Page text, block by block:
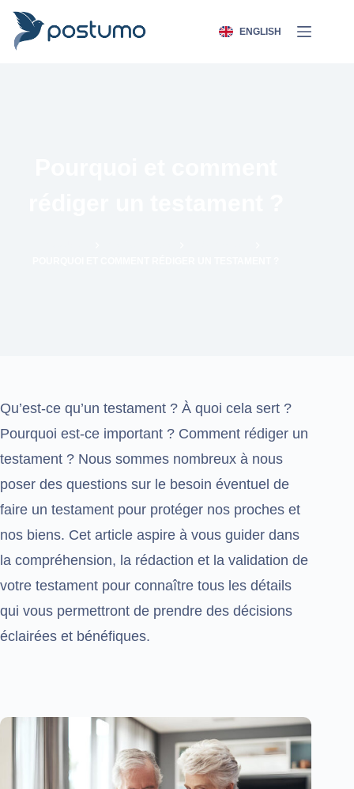
ENGLISH
Qu’est-ce qu’un testament ? À quoi cela sert ?
Pourquoi est-ce important ? Comment rédiger un
testament ? Nous sommes nombreux à nous
poser des questions sur le besoin éventuel de
faire un testament pour protéger nos proches et
nos biens. Cet article aspire à vous guider dans
la compréhension, la rédaction et la validation de
votre testament pour connaître tous les détails
qui vous permettront de prendre des décisions
éclairées et bénéfiques.